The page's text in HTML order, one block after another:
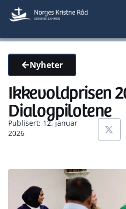
Nyheter
Ikkevoldprisen
Dialogpilotene
Publisert: 12. januar
2026